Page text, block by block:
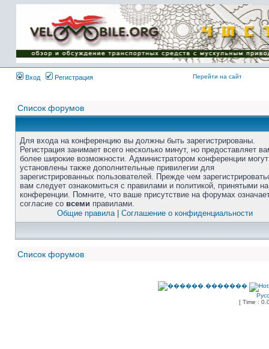
Вход Регистрация Перейти на сайт
Список форумов
Для входа на конференцию вы должны быть зарегистрированы.
Регистрация занимает всего несколько минут, но предоставляет
более широкие возможности. Администратором конференции
установлены также дополнительные привилегии для
зарегистрированных пользователей. Прежде чем
вам следует ознакомиться с правилами и политикой, принятыми на
конференции. Помните, что ваше присутствие на форумах
согласие со всеми правилами.
Общие правила| Соглашение о конфиденциальности
Список форумов
[ Time :